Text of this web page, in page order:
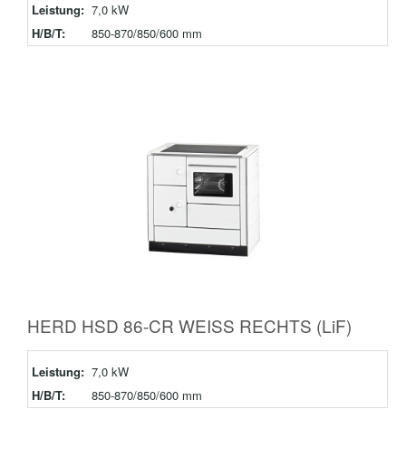
Leistung: 7,0 kW
H/B/T:
850-870/850/600 mm
HERD HSD 86-CR WEISS RECHTS (LiF)
Leistung: 7,0 kW
H/B/T:
850-870/850/600 mm